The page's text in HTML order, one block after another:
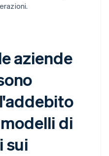
aziende
di
sui